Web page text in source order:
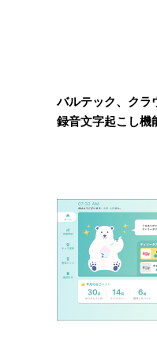
バルテック、クラ
録音文字起こし機